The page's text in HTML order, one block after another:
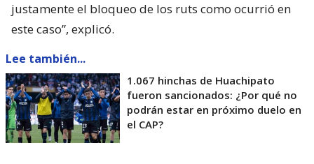
justamente el bloqueo de los ruts como ocurrió en
este caso”, explicó.
Lee también...
1.067 hinchas de Huachipato
fueron sancionados: ¿Por qué no
podrán estar en próximo duelo en
el CAP?